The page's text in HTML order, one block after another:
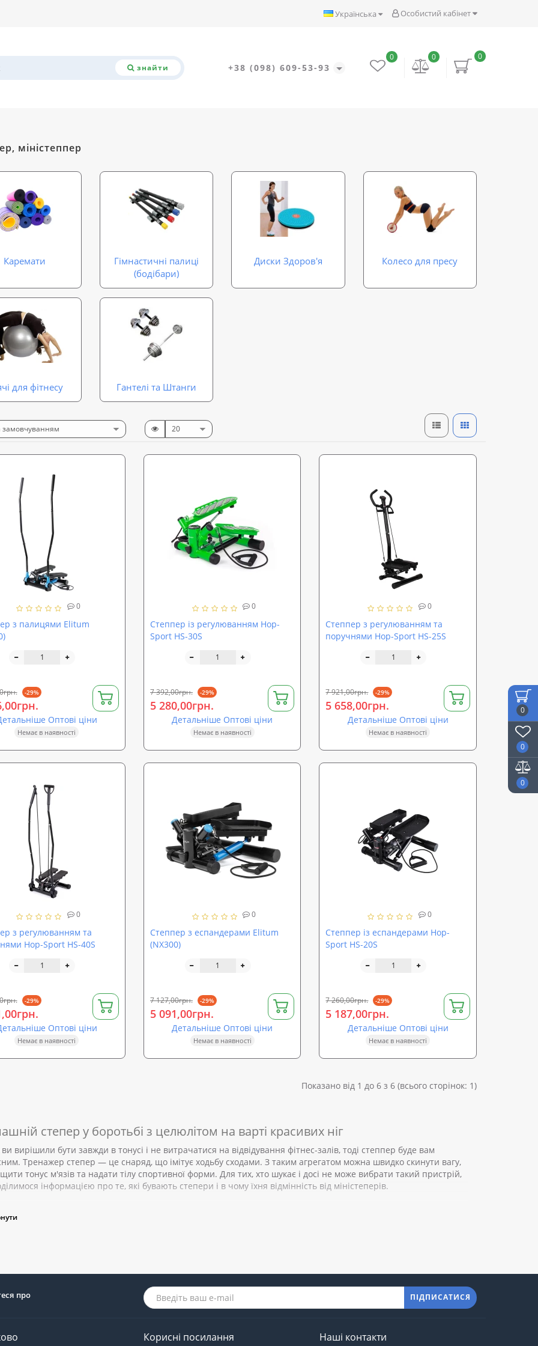
0
0
0
Особистий кабінет
Українська
знайти +38 (098) 609-53-93
0
0
0
міністеппер
Каремати
Гімнастичні палиці
(бодібари)
Диски Здоров'я Колесо для пресу
для фітнесу Гантелі та Штанги
0
з палицями Elitum
-29%
Оптові ціни
Немає в наявності
0
Степпер із регулюванням Hop-
Sport HS-30S
7 392,00грн. -29%
5 280,00грн.
Детальніше Оптові ціни
Немає в наявності
0
Степпер з регулюванням та
поручнями Hop-Sport HS-25S
7 921,00грн. -29%
5 658,00грн.
Детальніше Оптові ціни
Немає в наявності
0
з регулюванням та
Hop-Sport HS-40S
-29%
Оптові ціни
Немає в наявності
0
Степпер з еспандерами Elitum
(NX300)
7 127,00грн. -29%
5 091,00грн.
Детальніше Оптові ціни
Немає в наявності
0
Степпер із еспандерами Hop-
Sport HS-20S
7 260,00грн. -29%
5 187,00грн.
Детальніше Оптові ціни
Немає в наявності
Показано від 1 до 6 з 6 (всього сторінок: 1)
степер у боротьбі з целюлітом на варті красивих ніг
вирішили бути завжди в тонусі і не витрачатися на відвідування фітнес-залів, тоді степпер буде вам
Тренажер степер — це снаряд, що імітує ходьбу сходами. З таким агрегатом можна швидко скинути вагу,
тонус м'язів та надати тілу спортивної форми. Для тих, хто шукає і досі не може вибрати такий пристрій,
інформацією про те, які бувають степери і в чому їхня відмінність від міністеперів.
потрібен степер: функції тренажера
про
ПІДПИСАТИСЯ
Корисні посилання Наші контакти